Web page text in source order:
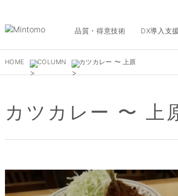
品質・得意技術 DX導入支援
HOME COLUMN カツカレー 〜 上原
カツカレー 〜 上